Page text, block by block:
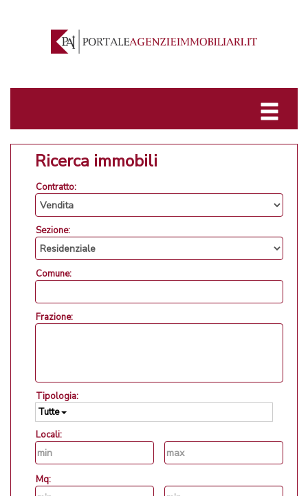
Ricerca immobili
Contratto:
Sezione:
Comune:
Frazione:
Tipologia:
Tutte
Locali:
Mq: